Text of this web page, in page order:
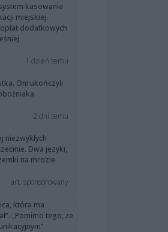
kasowania
miejskiej.
dodatkowych
1 dzień temu
Oni ukończyli
2 dni temu
niezwykłych
Dwa języki,
na mrozie
art. sponsorowany
która ma
„Pomimo tego, że